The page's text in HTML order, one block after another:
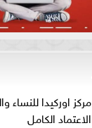
مركز اوركيدا
الاعتماد الكامل